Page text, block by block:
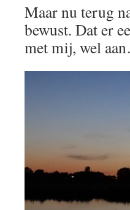
Maar nu terug
bewust. Dat er
met mij, wel